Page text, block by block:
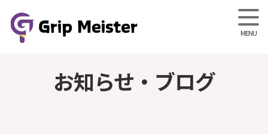
Grip
お知らせ・ブログ